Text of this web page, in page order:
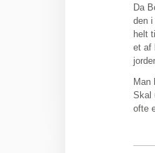
Da
den
helt
et af
Man
Skal
ofte